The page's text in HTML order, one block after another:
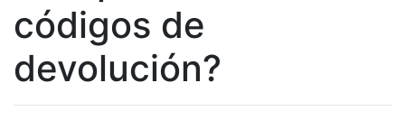
códigos de
devolución?